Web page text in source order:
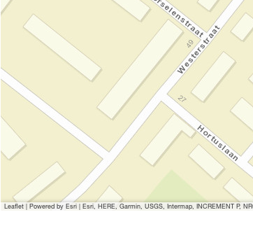
Leaflet |Powered by Esri | Esri, HERE, Garmin, USGS, Intermap, INCREMENT P,